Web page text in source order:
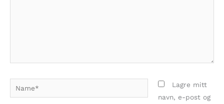
Lagre mitt
navn, e-post og